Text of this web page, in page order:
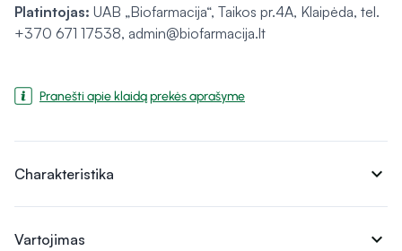
Platintojas: UAB „Biofarmacija“, Taikos pr.4A, Klaipėda, tel.
+370 671 17538, admin@biofarmacija.lt
Pranešti apie klaidą prekės aprašyme
Charakteristika expand_more
Vartojimas expand_more